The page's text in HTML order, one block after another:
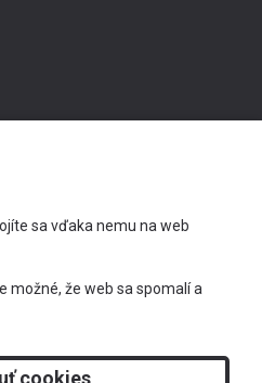
sa vďaka nemu na web
možné, že web sa spomalí a
cookies